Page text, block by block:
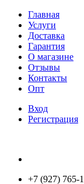
Главная
Услуги
Доставка
Гарантия
О магазине
Отзывы
Контакты
Опт
Вход
Регистрация
+7 (927) 765-